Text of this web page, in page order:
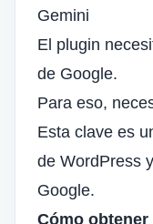
Gemini
El plugin
de Google.
Para eso,
Esta clave es
de WordPress
Google.
Cómo obtener